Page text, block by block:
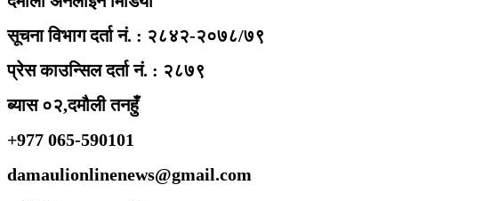
सूचना विभाग दर्ता नं. : २८४२-२०७८/७९
प्रेस काउन्सिल दर्ता नं. : २८७९
ब्यास ०२,दमौली तनहुँ
+977 065-590101
damaulionlinenews@gmail.com